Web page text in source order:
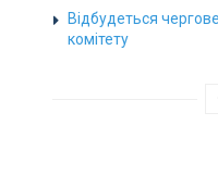
Відбудеться
комітету